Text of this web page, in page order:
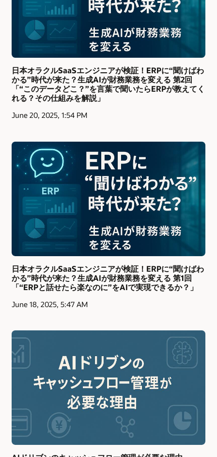
日本オラクルSaaSエンジニアが検証！ERPに“聞けばわ
かる”時代が来た？生成AIが財務業務を変える 第2回
「“このデータどこ？”を言葉で聞いたらERPが教えてく
れる？その仕組みを解説」
June 20, 2025, 1:54 PM
日本オラクルSaaSエンジニアが検証！ERPに“聞けばわ
かる”時代が来た？生成AIが財務業務を変える 第1回
「“ERPと話せたら楽なのに”をAIで実現できるか？」
June 18, 2025, 5:47 AM